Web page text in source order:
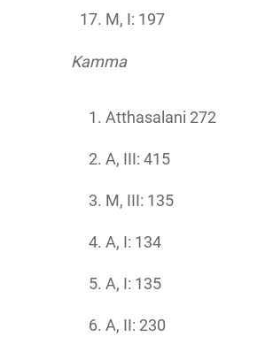
M, I: 197
Kamma
Atthasalani 272
A, III: 415
M, III: 135
A, I: 134
A, I: 135
A, II: 230